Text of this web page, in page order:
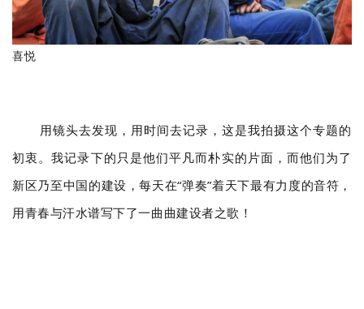
喜悦
用镜头去发现，用时间去记录，这是我拍摄这个专题的
初衷。我记录下的只是他们平凡而朴实的片面，而他们为了
新区乃至中国的建设，每天在“弹奏”着天下最有力度的音符，
用青春与汗水谱写下了一曲曲建设者之歌！